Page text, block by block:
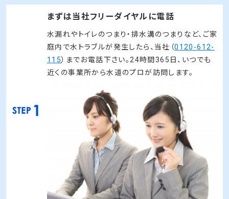
まずは当社フリーダイヤルに電話
水漏れやトイレのつまり・排水溝のつまりなど、ご家
庭内で水トラブルが発生したら、当社（0120-612-
115）までお電話下さい。24時間365日、いつでも
近くの事業所から水道のプロが訪問します。